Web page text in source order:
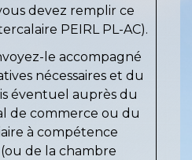
devez remplir ce
PEIRL PL-AC).
le accompagné
nécessaires et du
éventuel auprès du
de commerce ou du
à compétence
de la chambre